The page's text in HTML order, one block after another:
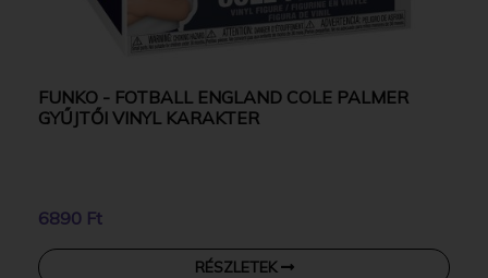
FUNKO - FOTBALL ENGLAND COLE PALMER
GYŰJTŐI VINYL KARAKTER
6890 Ft
RÉSZLETEK